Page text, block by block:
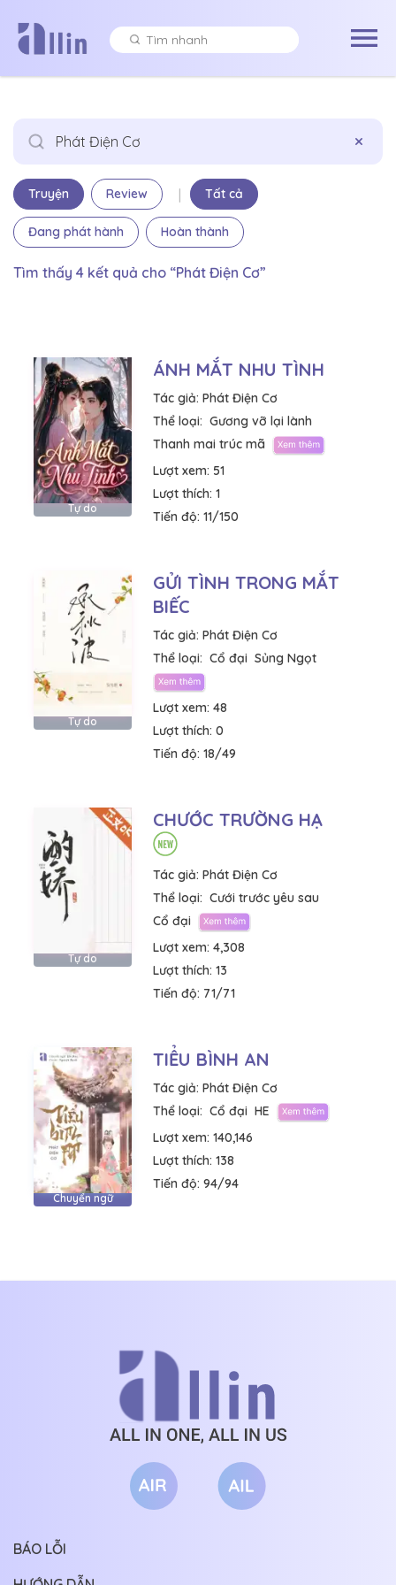
×
Truyện Review | Tất cả
Đang phát hành Hoàn thành
Tìm thấy 4 kết quả cho “Phát Điện Cơ”
Tự do
ÁNH MẮT NHU TÌNH
Tác giả: Phát Điện Cơ
Thể loại: Gương vỡ lại lành
Thanh mai trúc mã
Lượt xem: 51
Lượt thích: 1
Tiến độ: 11/150
Tự do
GỬI TÌNH TRONG MẮT
BIẾC
Tác giả: Phát Điện Cơ
Thể loại: Cổ đại Sủng Ngọt
Lượt xem: 48
Lượt thích: 0
Tiến độ: 18/49
Tự do
CHƯỚC TRƯỜNG HẠ
Tác giả: Phát Điện Cơ
Thể loại: Cưới trước yêu sau
Cổ đại
Lượt xem: 4,308
Lượt thích: 13
Tiến độ: 71/71
Chuyển ngữ
TIỂU BÌNH AN
Tác giả: Phát Điện Cơ
Thể loại: Cổ đại HE
Lượt xem: 140,146
Lượt thích: 138
Tiến độ: 94/94
BÁO LỖI